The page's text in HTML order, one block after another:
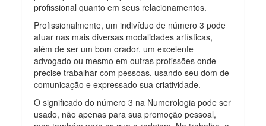
profissional quanto em seus relacionamentos.
Profissionalmente, um indivíduo de número 3 pode
atuar nas mais diversas modalidades artísticas,
além de ser um bom orador, um excelente
advogado ou mesmo em outras profissões onde
precise trabalhar com pessoas, usando seu dom de
comunicação e expressado sua criatividade.
O significado do número 3 na Numerologia pode ser
usado, não apenas para sua promoção pessoal,